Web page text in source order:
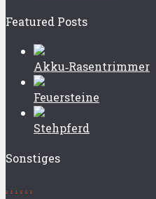
Featured Posts
Akku‑Rasentrimmer
Feuersteine
Stehpferd
Sonstiges
. . . . . .